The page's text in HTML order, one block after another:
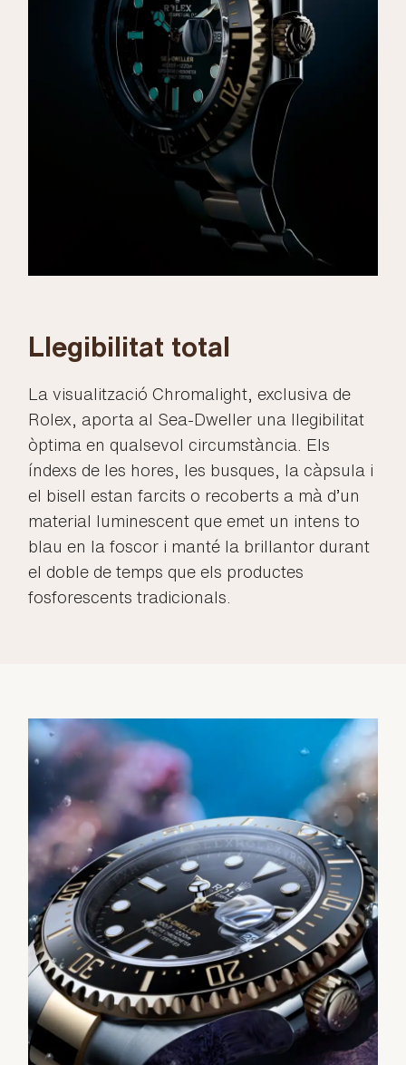
Llegibilitat total
La visualització Chromalight, exclusiva de
Rolex, aporta al Sea-Dweller una llegibilitat
òptima en qualsevol circumstància. Els
índexs de les hores, les busques, la càpsula i
el bisell estan farcits o recoberts a mà d’un
material luminescent que emet un intens to
blau en la foscor i manté la brillantor durant
el doble de temps que els productes
fosforescents tradicionals.